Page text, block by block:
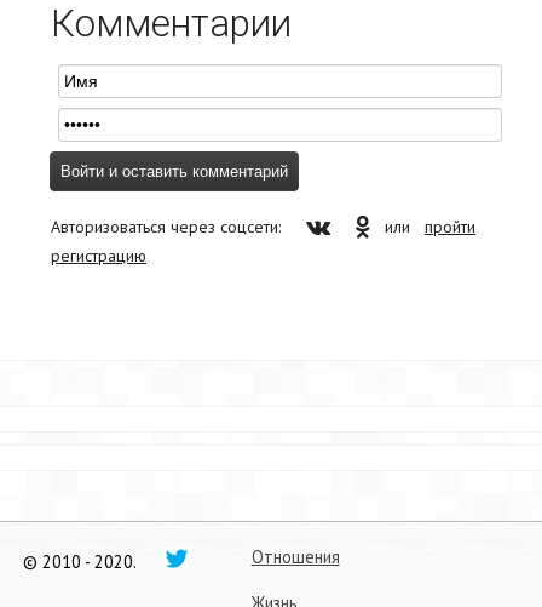
Комментарии
Авторизоваться через соцсети: или пройти
регистрацию
© 2010 - 2020.
Отношения